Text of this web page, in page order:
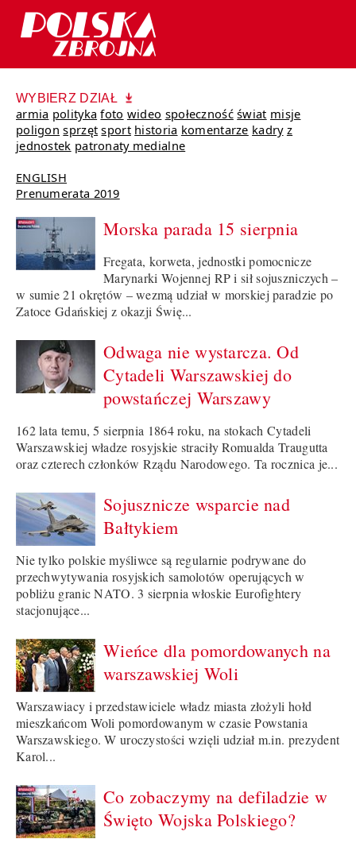
WYBIERZ DZIAŁ
armia polityka foto wideo społeczność świat misje
poligon sprzęt sport historia komentarze kadry z
jednostek patronaty medialne
ENGLISH
Prenumerata 2019
Morska parada 15 sierpnia
Fregata, korweta, jednostki pomocnicze
Marynarki Wojennej RP i sił sojuszniczych –
w sumie 21 okrętów – wezmą udział w morskiej paradzie po
Zatoce Gdańskiej z okazji Świę...
Odwaga nie wystarcza. Od
Cytadeli Warszawskiej do
powstańczej Warszawy
162 lata temu, 5 sierpnia 1864 roku, na stokach Cytadeli
Warszawskiej władze rosyjskie straciły Romualda Traugutta
oraz czterech członków Rządu Narodowego. Ta rocznica je...
Sojusznicze wsparcie nad
Bałtykiem
Nie tylko polskie myśliwce są regularnie podrywane do
przechwytywania rosyjskich samolotów operujących w
pobliżu granic NATO. 3 sierpnia włoskie Eurofightery
stacjonujące...
Wieńce dla pomordowanych na
warszawskiej Woli
Warszawiacy i przedstawiciele władz miasta złożyli hołd
mieszkańcom Woli pomordowanym w czasie Powstania
Warszawskiego. W uroczystości wzięli udział m.in. prezydent
Karol...
Co zobaczymy na defiladzie w
Święto Wojska Polskiego?